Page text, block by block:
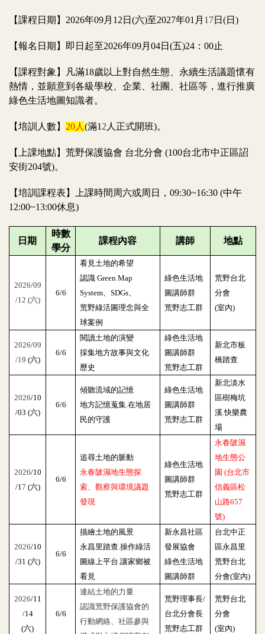
【課程日期】2026年09月12日(六)至2027年01月 17日(日)
【報名日期】即日起至2026年09月04日(五)24：00止
【課程對象】凡滿18歲以上對自然生態、永續生活議題懷有
熱情，並願意到各級學校、企業、社團、社區等，進行推廣
綠色生活地圖知識者。
【培訓人數】 20人 (滿1 2 人正式開班)。
【上課地點】荒野保護協會 台北分會 (100台北市中正區詔
安街204號)。
【培訓課程表】上課時間周六或周日，09:30~16:30 (中午
12:00~13:00休息)
日期
時數
學分
課程內容 講師 地點
2026/09
/12 (六)
6/6
看見土地的希望
認識 Green Map
System、SDGs、
荒野綠活圖理念與全
球案例
綠色生活地
圖講師群
荒野志工群
荒野台北
分會
(室內)
2026/09
/19 (六)
6/6
閱讀土地的演變
採集地方故事與文化
歷史
綠色生活地
圖講師群
荒野志工群
新北市板
橋踏查
2026/10
/03 (六)
6/6
傾聽流域的記憶
地方記憶蒐集.在地居
民的守護
綠色生活地
圖講師群
荒野志工群
新北淡水
區樹梅坑
溪.快樂農
場
2026/10
/17 (六)
6/6
追尋土地的脈動
永春陂濕地生態探
索、觀察與環境議題
發現
綠色生活地
圖講師群
荒野志工群
永春陂濕
地生態公
園 (台北市
信義區松
山路657
號)
2026/10
/31 (六)
6/6
描繪土地的風景
永昌里踏查.操作綠活
圖線上平台.讓家鄉被
看見
新永昌社區
發展協會
綠色生活地
圖講師群
台北中正
區永昌里
荒野台北
分會(室內)
2026/11
/14
(六)
6/6
連結土地的力量
認識荒野保護協會的
行動網絡、社區參與
荒野理事長/
台北分會長
荒野志工群
荒野台北
分會
(室內)